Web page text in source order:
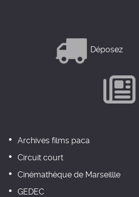
Déposez
Archives films paca
Circuit court
Cinémathèque de Marseillle
GEDEC